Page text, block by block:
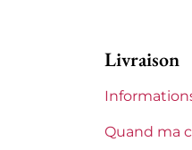
Région
Livraison
Quand ma